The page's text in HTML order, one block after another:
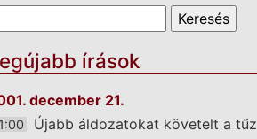
űrlap
írások
december 21.
Újabb áldozatokat követelt a tűz